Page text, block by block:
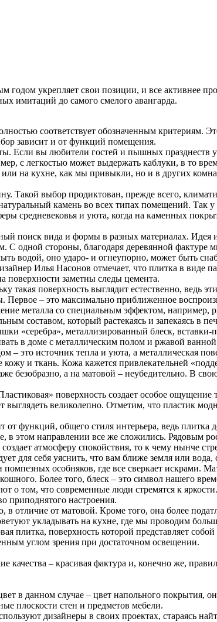
укрепляет свои позиции, и все активнее
имитаций до самого смелого авангарда.
соответствует обозначенным критериям.
зависит и от функций помещения.
Если вы любители гостей и пышных празднеств
с легкостью может выдержать каблуки, в то
на кухне, как мы привыкли, но и в других
Такой выбор продиктован, прежде всего,
камень во всех типах помещений.
средневековья и уюта, когда на каменных
поиск вида и формы в разных материалах. Идея
одной стороны, благодаря деревянной фактуре
водой, оно ударо- и огнеупорно, может быть
Илья Насонов отмечает, что плитка в виде
заметны следы цемента.
такая поверхность выглядит естественно, ведь
– это максимально приближенное
металла со специальным эффектом,
составом, который растекаясь и запекаясь в
«серебра», металлизированный блеск, вставки-
в доме с металлическим полом и ржавой
это источник тепла и уюта, а металлическая
и ткань. Кожа кажется привлекательней
а на матовой – неубедительно. В
поверхность создает особое
выглядеть великолепно. Отметим, что пластик
функций, общего стиля интерьера, ведь плитка
этом направлении все же сложились. Рядовым
атмосферу спокойствия, то к чему нынче
для себя уяснить, что вам ближе земля или вода,
особняков, где все сверкает искрами.
Более того, блеск – это символ нашего
о том, что современные люди стремятся к
приподнятого настроения.
отличие от матовой. Кроме того, она более
укладывать на кухне, где мы проводим
плитка, поверхность которой представляет
углом зрения при достаточном освещении.
качества – красивая фактура и, конечно же,
в данном случае – цвет напольного покрытия,
плоскости стен и предметов мебели.
дизайнеры в своих проектах, стараясь